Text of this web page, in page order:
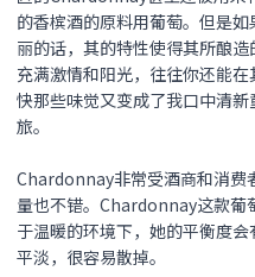
的香槟酒的原料用葡萄。但是
丽的话，其的特性使得其所酿
充满激情和阳光，往往你还能
快那些味觉又变成了我口中清
旅。
Chardonnay非常受酒商和消费
量也不错。Chardonnay这款葡
于温暖的环境下，她的平衡度
平淡，很容易散掉。